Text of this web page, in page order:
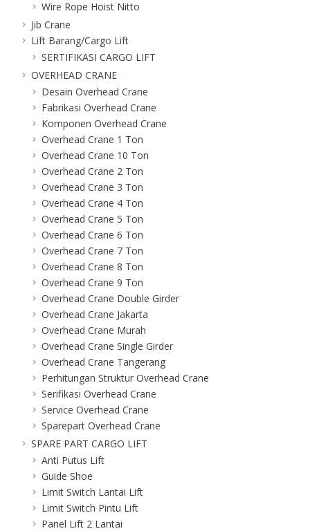
Wire Rope Hoist Nitto
Jib Crane
Lift Barang/Cargo Lift
SERTIFIKASI CARGO LIFT
OVERHEAD CRANE
Desain Overhead Crane
Fabrikasi Overhead Crane
Komponen Overhead Crane
Overhead Crane 1 Ton
Overhead Crane 10 Ton
Overhead Crane 2 Ton
Overhead Crane 3 Ton
Overhead Crane 4 Ton
Overhead Crane 5 Ton
Overhead Crane 6 Ton
Overhead Crane 7 Ton
Overhead Crane 8 Ton
Overhead Crane 9 Ton
Overhead Crane Double Girder
Overhead Crane Jakarta
Overhead Crane Murah
Overhead Crane Single Girder
Overhead Crane Tangerang
Perhitungan Struktur Overhead Crane
Serifikasi Overhead Crane
Service Overhead Crane
Sparepart Overhead Crane
SPARE PART CARGO LIFT
Anti Putus Lift
Guide Shoe
Limit Switch Lantai Lift
Limit Switch Pintu Lift
Panel Lift 2 Lantai